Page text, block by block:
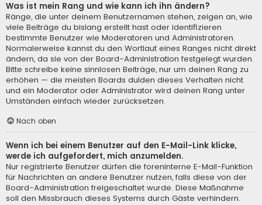
Was ist mein Rang und wie kann ich ihn ändern?
Ränge, die unter deinem Benutzernamen stehen, zeigen an, wie
viele Beiträge du bislang erstellt hast oder identifizieren
bestimmte Benutzer wie Moderatoren und Administratoren.
Normalerweise kannst du den Wortlaut eines Ranges nicht direkt
ändern, da sie von der Board-Administration festgelegt wurden.
Bitte schreibe keine sinnlosen Beiträge, nur um deinen Rang zu
erhöhen — die meisten Boards dulden dieses Verhalten nicht
und ein Moderator oder Administrator wird deinen Rang unter
Umständen einfach wieder zurücksetzen.
Nach oben
Wenn ich bei einem Benutzer auf den E-Mail-Link klicke,
werde ich aufgefordert, mich anzumelden.
Nur registrierte Benutzer dürfen die foreninterne E-Mail-Funktion
für Nachrichten an andere Benutzer nutzen, falls diese von der
Board-Administration freigeschaltet wurde. Diese Maßnahme
soll den Missbrauch dieses Systems durch Gäste verhindern.